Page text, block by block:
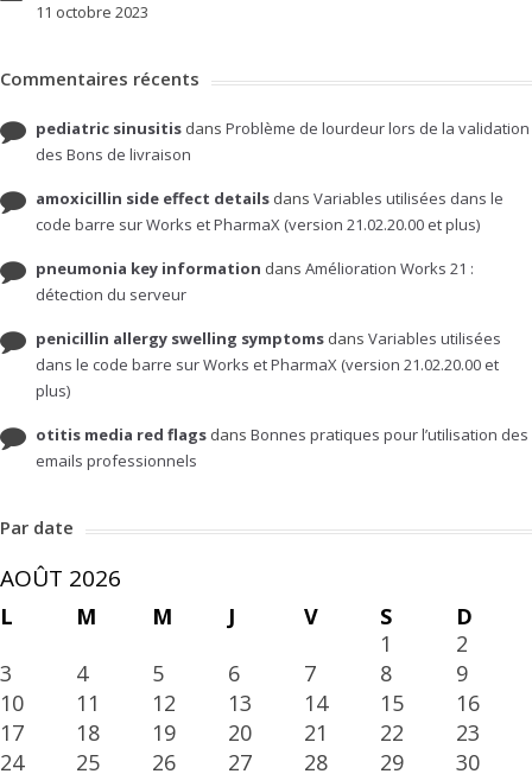
11 octobre 2023
Commentaires récents
pediatric sinusitis dans Problème de lourdeur lors de la validation
des Bons de livraison
amoxicillin side effect details dans Variables utilisées dans le
code barre sur Works et PharmaX (version 21.02.20.00 et plus)
pneumonia key information dans Amélioration Works 21 :
détection du serveur
penicillin allergy swelling symptoms dans Variables utilisées
dans le code barre sur Works et PharmaX (version 21.02.20.00 et
plus)
otitis media red flags dans Bonnes pratiques pour l’utilisation des
emails professionnels
Par date
AOÛT 2026
L M M J V S
D
1
2
3
4 5 6 7 8
9
10
11 12 13 14 15
16
17
18 19 20 21 22
23
24
25 26 27 28 29 30